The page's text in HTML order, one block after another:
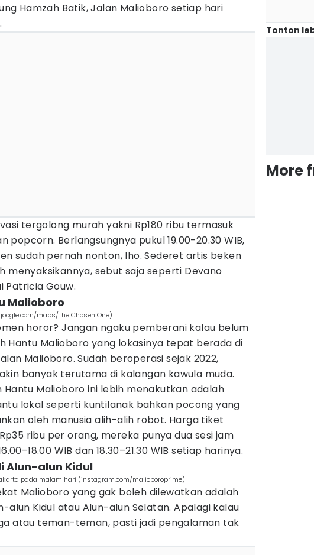
Hamzah Batik, Jalan Malioboro setiap hari
tergolong murah yakni Rp180 ribu termasuk
popcorn. Berlangsungnya pukul 19.00-20.30 WIB,
sudah pernah nonton, lho. Sederet artis beken
menyaksikannya, sebut saja seperti Devano
Patricia Gouw.
Malioboro
maps/The Chosen One)
horor? Jangan ngaku pemberani kalau belum
Hantu Malioboro yang lokasinya tepat berada di
Malioboro. Sudah beroperasi sejak 2022,
banyak terutama di kalangan kawula muda.
Hantu Malioboro ini lebih menakutkan adalah
lokal seperti kuntilanak bahkan pocong yang
oleh manusia alih-alih robot. Harga tiket
ribu per orang, mereka punya dua sesi jam
WIB dan 18.30–21.30 WIB setiap harinya.
Alun-alun Kidul
pada malam hari (instagram.com/malioboroprime)
Malioboro yang gak boleh dilewatkan adalah
alun Kidul atau Alun-alun Selatan. Apalagi kalau
atau teman-teman, pasti jadi pengalaman tak
Tonton
More